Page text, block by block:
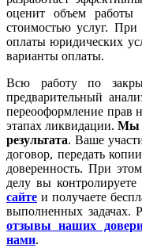
оценит объем работы
стоимостью услуг.
оплаты юридических
варианты оплаты.
Всю работу по
предварительный
переооформление прав
этапах ликвидации.Мы
результата. Ваше
договор, передать
доверенность. При
делу вы контролируете
сайте и получаете
выполненных задачах.
отзывы наших
нами.